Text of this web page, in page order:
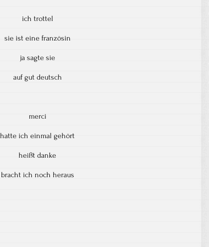
ich trottel
sie ist eine französin
ja sagte sie
auf gut deutsch
merci
hatte ich einmal gehört
heißt danke
bracht ich noch heraus